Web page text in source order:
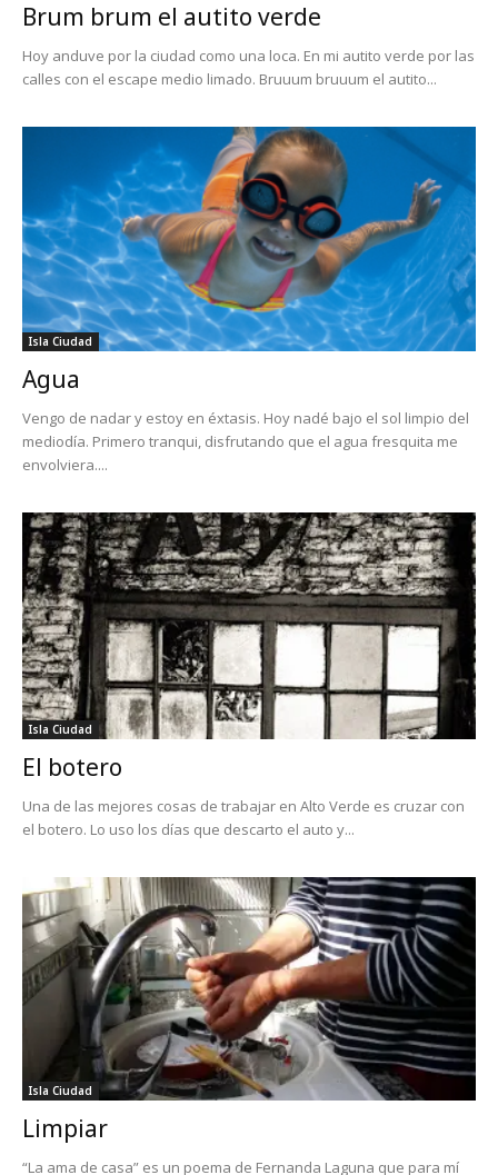
Brum brum el autito verde
Hoy anduve por la ciudad como una loca. En mi autito verde por las
calles con el escape medio limado. Bruuum bruuum el autito...
Isla Ciudad
Agua
Vengo de nadar y estoy en éxtasis. Hoy nadé bajo el sol limpio del
mediodía. Primero tranqui, disfrutando que el agua fresquita me
envolviera....
Isla Ciudad
El botero
Una de las mejores cosas de trabajar en Alto Verde es cruzar con
el botero. Lo uso los días que descarto el auto y...
Isla Ciudad
Limpiar
“La ama de casa” es un poema de Fernanda Laguna que para mí